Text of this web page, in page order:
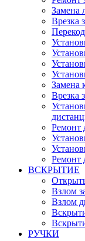
Замена
Врезка
Замена
Врезка
Ремонт
Ремонт
ВСКРЫТИЕ
Взлом
Взлом
РУЧКИ